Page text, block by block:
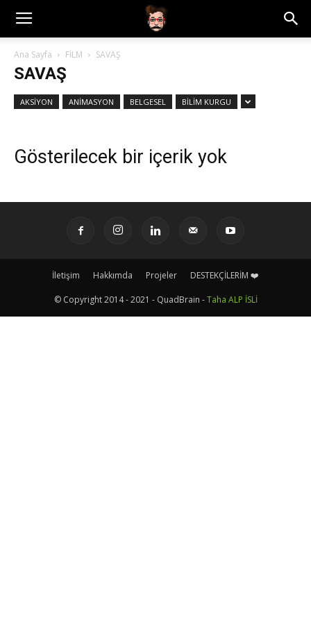
Ana Sayfa FİLM SAVAŞ
SAVAŞ
AKSİYON ANİMASYON BELGESEL BİLİM KURGU
Gösterilecek bir içerik yok
İletişim Hakkımda Projeler DESTEKÇİLERİM ❤️
© Copyright 2014 - 2021 - QuadBrain -Taha ALP İSLİ